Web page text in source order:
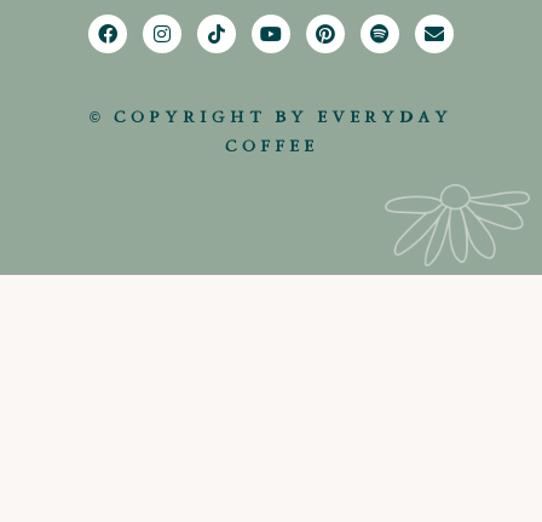
© COPYRIGHT BY EVERYDAY
COFFEE